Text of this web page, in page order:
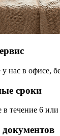
нас в офисе,
сроки
в течение 6 или